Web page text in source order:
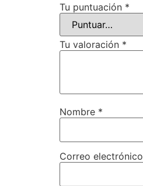
Tu puntuación *
Tu valoración *
Nombre *
Correo electrónico